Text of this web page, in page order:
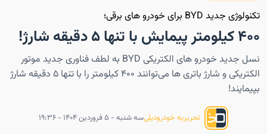
تکنولوژی جدید BYD برای خودرو های برقی؛
۴۰۰ کیلومتر پیمایش با تنها ۵ دقیقه شارژ!
نسل جدید خودرو های الکتریکی BYD به لطف فناوری جدید موتور
الکتریکی و شارژ باتری ها می‌توانند ۴۰۰ کیلومتر را با تنها ۵ دقیقه شارژ
بپیمایند!
تحریریه خودرودیلیسه شنبه - ۵ فروردین ۱۴۰۴ - ۱۹:۳۶